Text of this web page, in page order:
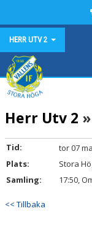
HERR UTV 2
HEM
NYHETER
KALENDER
MATCHER
Herr Utv 2
Tid:
tor 07
Plats:
Stora
Samling:
17:50,
<< Tillbaka